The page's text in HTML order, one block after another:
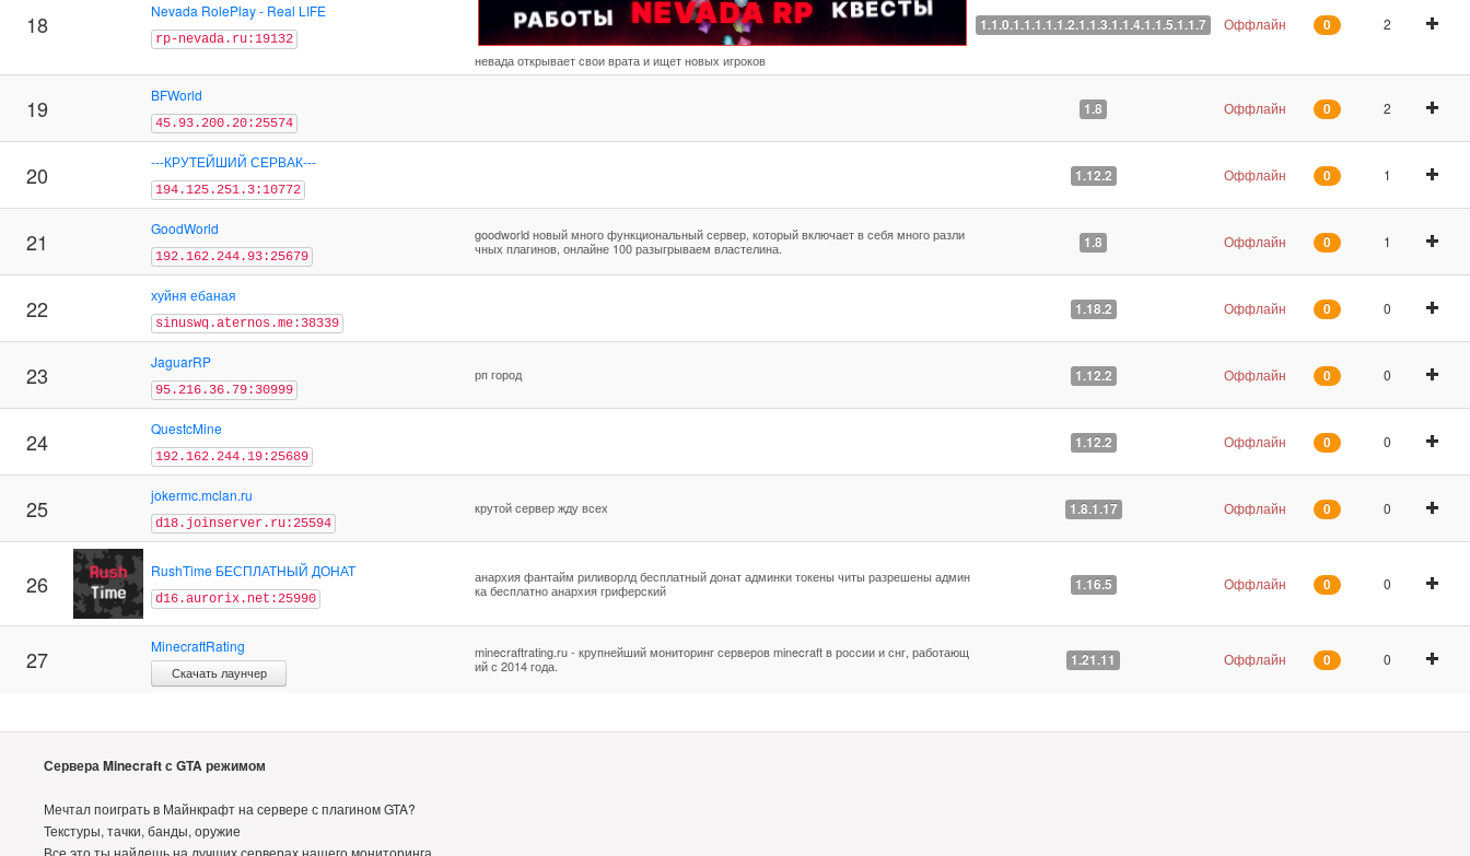
18 Nevada RolePlay - Real LIFE
rp-nevada.ru:19132
невада открывает свои врата и ищет новых игроков
1.1.0.1.1.1.1.1.2.1.1.3.1.1.4.1.1.5.1.1.7 Оффлайн 0 2
19 BFWorld
45.93.200.20:25574
1.8 Оффлайн 0 2
20 ---КРУТЕЙШИЙ СЕРВАК---
194.125.251.3:10772
1.12.2 Оффлайн 0 1
21 GoodWorld
192.162.244.93:25679
goodworld новый много функциональный сервер, который включает в себя много разли
чных плагинов, онлайне 100 разыгрываем властелина.
1.8 Оффлайн 0 1
22 хуйня ебаная
sinuswq.aternos.me:38339
1.18.2 Оффлайн 0 0
23 JaguarRP
95.216.36.79:30999
рп город 1.12.2 Оффлайн 0 0
24 QuestcMine
192.162.244.19:25689
1.12.2 Оффлайн 0 0
25 jokermc.mclan.ru
d18.joinserver.ru:25594
крутой сервер жду всех 1.8.1.17 Оффлайн 0 0
26 RushTime БЕСПЛАТНЫЙ ДОНАТ
d16.aurorix.net:25990
анархия фантайм риливорлд бесплатный донат админки токены читы разрешены админ
ка бесплатно анархия гриферский
1.16.5 Оффлайн 0 0
27 MinecraftRating
Скачать лаунчер
minecraftrating.ru - крупнейший мониторинг серверов minecraft в россии и снг, работающ
ий с 2014 года.
1.21.11 Оффлайн 0 0
Сервера Minecraft с GTA режимом
Мечтал поиграть в Майнкрафт на сервере с плагином GTA?
Текстуры, тачки, банды, оружие
Все это ты найдешь на лучших серверах нашего мониторинга